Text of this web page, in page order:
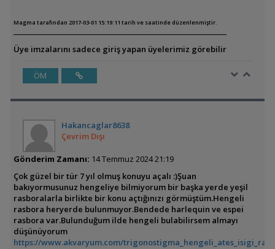
Magma tarafından 2017-03-01 15:19:11 tarih ve saatinde düzenlenmiştir.
Üye imzalarını sadece giriş yapan üyelerimiz görebilir
ÖM
Hakancaglar8638
Çevrim Dışı
Gönderim Zamanı: 14 Temmuz 2024 21:19
Çok güzel bir tür 7 yıl olmuş konuyu açalı :)Şuan
bakıyormusunuz hengeliye bilmiyorum bir başka yerde yeşil
rasboralarla birlikte bir konu açtığınızı görmüştüm.Hengeli
rasbora heryerde bulunmuyor.Bendede harlequin ve espei
rasbora var.Bulunduğum ilde hengeli bulabilirsem almayı
düşünüyorum
https://www.akvaryum.com/